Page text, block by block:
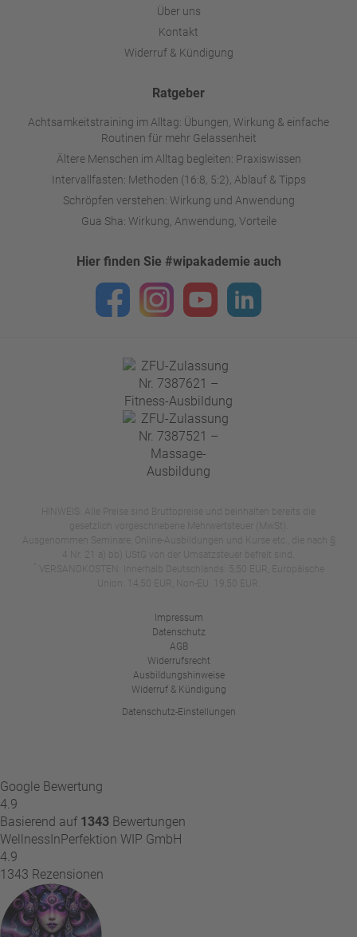
Über uns
Kontakt
Widerruf & Kündigung
Ratgeber
Achtsamkeitstraining im Alltag: Übungen, Wirkung & einfache
Routinen für mehr Gelassenheit
Ältere Menschen im Alltag begleiten: Praxiswissen
Intervallfasten: Methoden (16:8, 5:2), Ablauf & Tipps
Schröpfen verstehen: Wirkung und Anwendung
Gua Sha: Wirkung, Anwendung, Vorteile
Hier finden Sie #wipakademie auch
HINWEIS: Alle Preise sind Bruttopreise und beinhalten bereits die
gesetzlich vorgeschriebene Mehrwertsteuer (MwSt).
Ausgenommen Seminare, Online-Ausbildungen und Kurse etc., die nach §
4 Nr. 21 a) bb) UStG von der Umsatzsteuer befreit sind.
VERSANDKOSTEN: Innerhalb Deutschlands: 5,50 EUR, Europäische
Union: 14,50 EUR, Non-EU: 19,50 EUR.
Impressum
Datenschutz
AGB
Widerrufsrecht
Ausbildungshinweise
Widerruf & Kündigung
Datenschutz-Einstellungen
Google Bewertung
4.9
Basierend auf 1343 Bewertungen
WellnessInPerfektion WIP GmbH
4.9
1343 Rezensionen